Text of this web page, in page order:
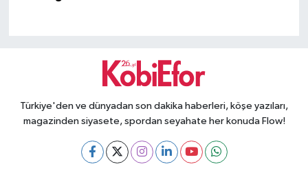
Türkiye'den ve dünyadan son dakika haberleri, köşe yazıları,
magazinden siyasete, spordan seyahate her konuda Flow!